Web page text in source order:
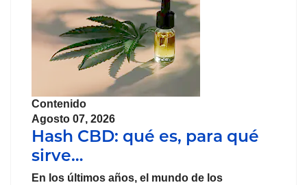
Contenido
Agosto 07, 2026
Hash CBD: qué es, para qué
sirve…
En los últimos años, el mundo de los